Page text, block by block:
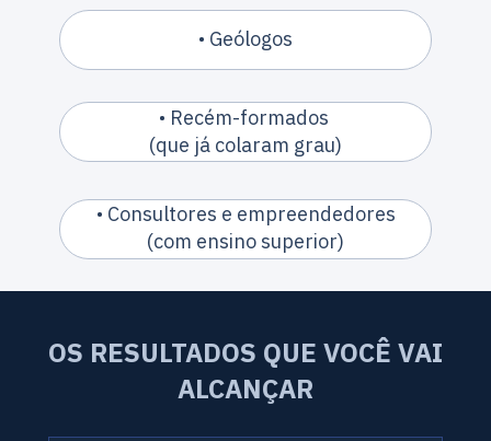
• Geólogos
• Recém-formados
(que já colaram grau)
• Consultores e empreendedores
(com ensino superior)
OS RESULTADOS QUE VOCÊ VAI
ALCANÇAR